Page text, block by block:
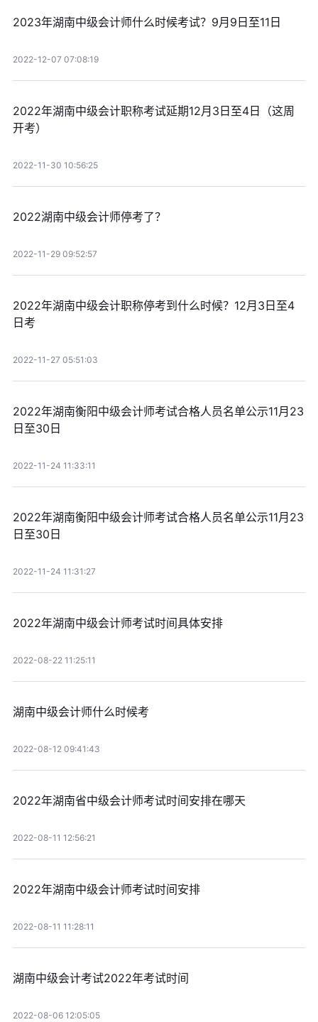
2023年湖南中级会计师什么时候考试？9月9日至11日
2022-12-07 07:08:19
2022年湖南中级会计职称考试延期12月3日至4日（这周
开考）
2022-11-30 10:56:25
2022湖南中级会计师停考了？
2022-11-29 09:52:57
2022年湖南中级会计职称停考到什么时候？12月3日至4
日考
2022-11-27 05:51:03
2022年湖南衡阳中级会计师考试合格人员名单公示11月23
日至30日
2022-11-24 11:33:11
2022年湖南衡阳中级会计师考试合格人员名单公示11月23
日至30日
2022-11-24 11:31:27
2022年湖南中级会计师考试时间具体安排
2022-08-22 11:25:11
湖南中级会计师什么时候考
2022-08-12 09:41:43
2022年湖南省中级会计师考试时间安排在哪天
2022-08-11 12:56:21
2022年湖南中级会计师考试时间安排
2022-08-11 11:28:11
湖南中级会计考试2022年考试时间
2022-08-06 12:05:05